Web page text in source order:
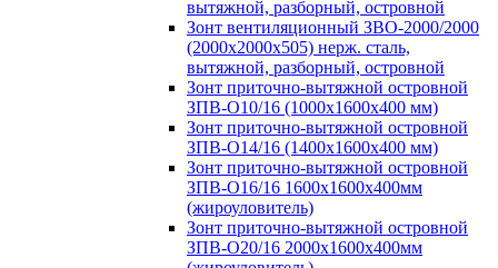
вытяжной, разборный, островной
Зонт вентиляционный ЗВО-2000/2000
(2000х2000х505) нерж. сталь,
вытяжной, разборный, островной
Зонт приточно-вытяжной островной
ЗПВ-О10/16 (1000х1600х400 мм)
Зонт приточно-вытяжной островной
ЗПВ-О14/16 (1400х1600х400 мм)
Зонт приточно-вытяжной островной
ЗПВ-О16/16 1600х1600х400мм
(жироуловитель)
Зонт приточно-вытяжной островной
ЗПВ-О20/16 2000х1600х400мм